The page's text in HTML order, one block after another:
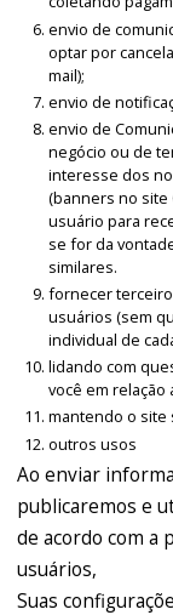
envio de
optar por
mail);
envio de
envio de
negócio ou de
interesse dos
(banners no site
usuário para
se for da
similares.
fornecer
usuários (sem
individual de
lidando com
você em relação
mantendo o site
outros usos
Ao enviar
publicaremos e
de acordo com a
usuários,
Suas